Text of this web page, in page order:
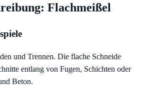
Flachmeißel
und Trennen. Die flache Schneide
entlang von Fugen, Schichten oder
Beton.